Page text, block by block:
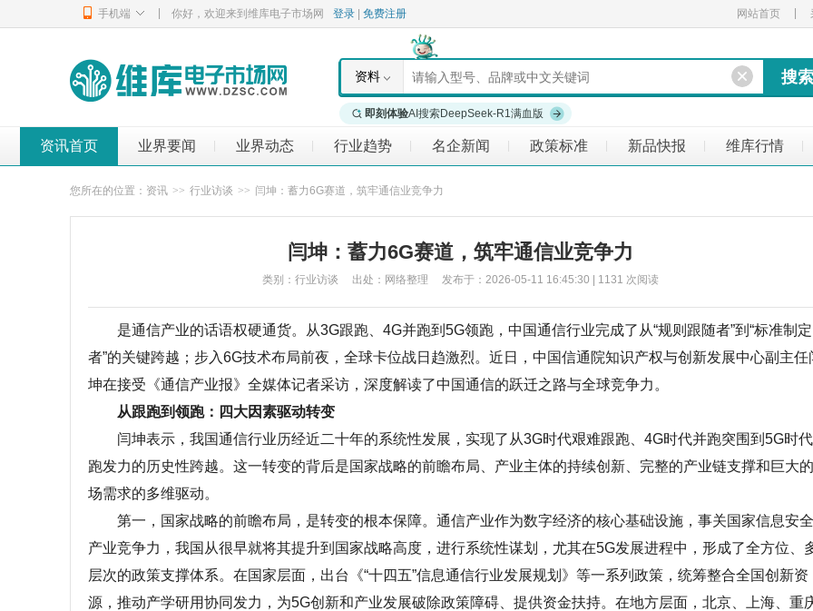
手机端 你好，欢迎来到维库电子市场网 登录 免费注册 网站首页
资料
即刻体验AI搜索DeepSeek-R1满血版
资讯首页 业界要闻 业界动态 行业趋势 名企新闻 政策标准 新品快报 维库行情
您所在的位置： 资讯 >> 行业访谈 >> 闫坤：蓄力6G赛道，筑牢通信业竞争力
闫坤：蓄力6G赛道，筑牢通信业竞争力
类别：行业访谈 出处：网络整理 发布于：2026-05-11 16:45:30 | 1131 次阅读
是通信产业的话语权硬通货。从3G跟跑、4G并跑到5G领跑，中国通信行业完成了从“规则跟随者”到“标准制定
者”的关键跨越；步入6G技术布局前夜，全球卡位战日趋激烈。近日，中国信通院知识产权与创新发展中心副主任
坤在接受《通信产业报》全媒体记者采访，深度解读了中国通信的跃迁之路与全球竞争力。
从跟跑到领跑：四大因素驱动转变
闫坤表示，我国通信行业历经近二十年的系统性发展，实现了从3G时代艰难跟跑、4G时代并跑突围到5G时
跑发力的历史性跨越。这一转变的背后是国家战略的前瞻布局、产业主体的持续创新、完整的产业链支撑和巨大
场需求的多维驱动。
第一，国家战略的前瞻布局，是转变的根本保障。通信产业作为数字经济的核心基础设施，事关国家信息安
产业竞争力，我国从很早就将其提升到国家战略高度，进行系统性谋划，尤其在5G发展进程中，形成了全方位、
层次的政策支撑体系。在国家层面，出台《“十四五”信息通信行业发展规划》等一系列政策，统筹整合全国创新资
源，推动产学研用协同发力，为5G创新和产业发展破除政策障碍、提供资金扶持。在地方层面，北京、上海、重